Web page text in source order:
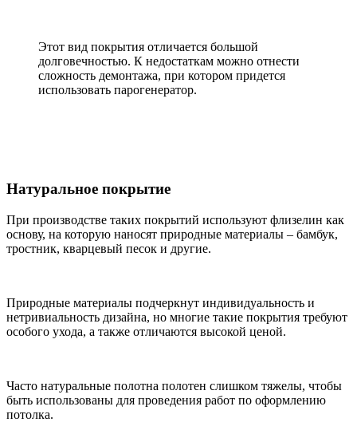
Этот вид покрытия отличается большой
долговечностью. К недостаткам можно отнести
сложность демонтажа, при котором придется
использовать парогенератор.
Натуральное покрытие
При производстве таких покрытий используют флизелин как
основу, на которую наносят природные материалы – бамбук,
тростник, кварцевый песок и другие.
Природные материалы подчеркнут индивидуальность и
нетривиальность дизайна, но многие такие покрытия требуют
особого ухода, а также отличаются высокой ценой.
Часто натуральные полотна полотен слишком тяжелы, чтобы
быть использованы для проведения работ по оформлению
потолка.